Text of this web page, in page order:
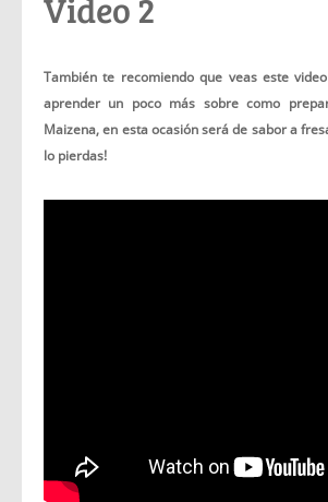
También te recomiendo que veas este
aprender un poco más sobre como
Maizena, en esta ocasión será de sabor a
lo pierdas!